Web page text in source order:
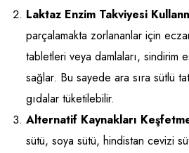
Laktaz Enzim Takviyesi
parçalamakta zorlananlar için
tabletleri veya damlaları, sindirim
sağlar. Bu sayede ara sıra sütlü
gıdalar tüketilebilir.
Alternatif Kaynakları
sütü, soya sütü, hindistan cevizi